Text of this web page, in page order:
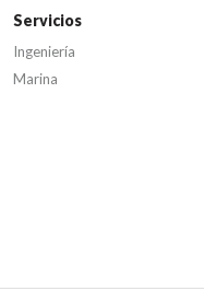
Servicios
Ingeniería
Marina